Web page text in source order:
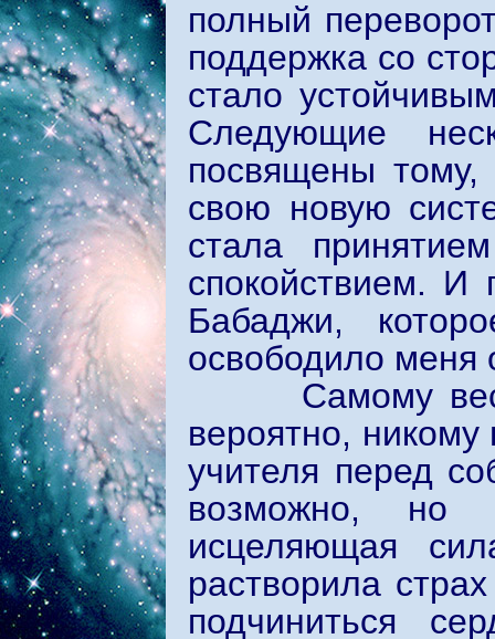
полный
поддержка со
стало
Следующие
посвящены тому,
свою новую
стала
спокойствием. И
Бабаджи,
освободило меня
Самому вести
вероятно,
учителя перед
возможно, но
исцеляющая
растворила
подчиниться